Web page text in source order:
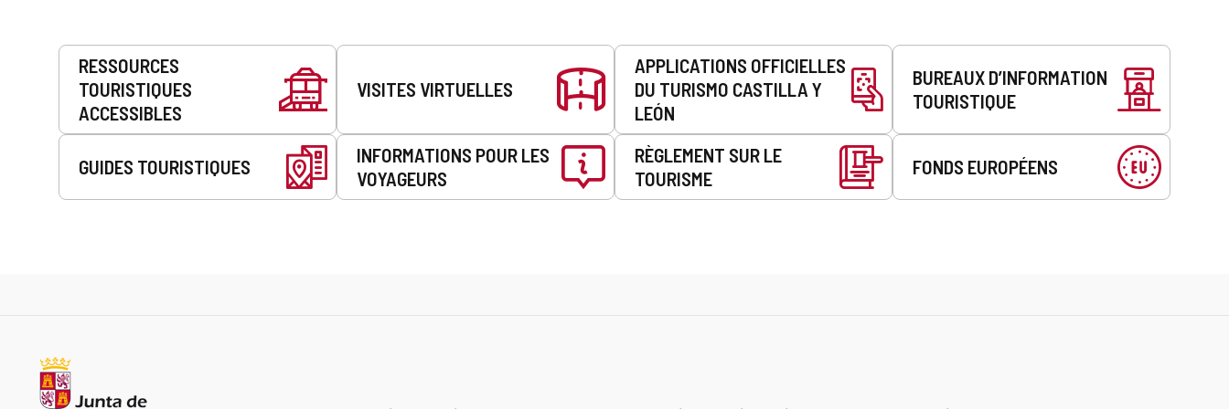
Prestations
RESSOURCES
TOURISTIQUES
ACCESSIBLES
VISITES VIRTUELLES
APPLICATIONS OFFICIELLES
DU TURISMO CASTILLA Y
LEÓN
BUREAUX D’INFORMATION
TOURISTIQUE
GUIDES TOURISTIQUES
INFORMATIONS POUR LES
VOYAGEURS
RÈGLEMENT SUR LE
TOURISME
FONDS EUROPÉENS